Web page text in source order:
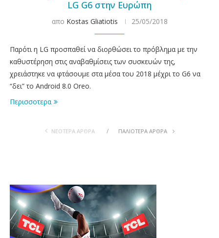
LG G6 στην Ευρώπη
απο Kostas Gliatiotis 25/05/2018
Παρότι η LG προσπαθεί να διορθώσει το πρόβλημα με την
καθυστέρηση στις αναβαθμίσεις των συσκευών της,
χρειάστηκε να φτάσουμε στα μέσα του 2018 μέχρι το G6 να
“δει” το Android 8.0 Oreo.
Περισσοτερα
ΝΕΟΤΕΡΑ ΆΡΘΡΑ ΠΑΛΙOΤΕΡΑ ΆΡΘΡΑ